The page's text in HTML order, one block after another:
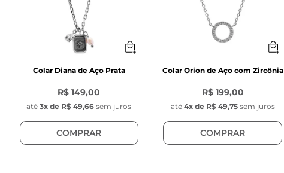
Colar Diana de Aço Prata
R$ 149,00
até 3x de R$ 49,66 sem juros
COMPRAR
Colar Orion de Aço com Zircônia
R$ 199,00
até 4x de R$ 49,75 sem juros
COMPRAR